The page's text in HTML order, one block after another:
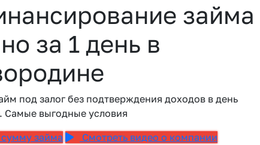
займа
за 1 день в
под залог без подтверждения доходов в день
Самые выгодные условия
сумму займа
Смотреть видео о компании